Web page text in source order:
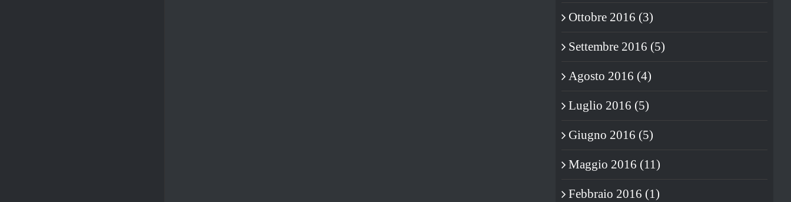
Ottobre 2016 (3)
Settembre 2016 (5)
Agosto 2016 (4)
Luglio 2016 (5)
Giugno 2016 (5)
Maggio 2016 (11)
Febbraio 2016 (1)